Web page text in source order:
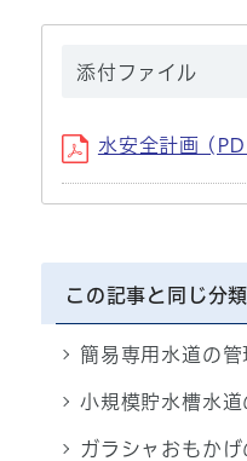
添付ファイル
水安全計画
この記事と同じ分
簡易専用水道の
小規模貯水槽水
ガラシャおもか